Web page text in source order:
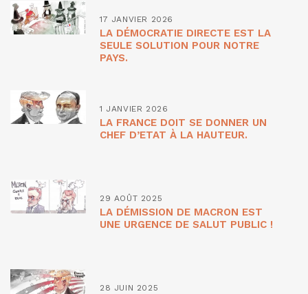
17 JANVIER 2026
LA DÉMOCRATIE DIRECTE EST LA
SEULE SOLUTION POUR NOTRE
PAYS.
1 JANVIER 2026
LA FRANCE DOIT SE DONNER UN
CHEF D’ETAT À LA HAUTEUR.
29 AOÛT 2025
LA DÉMISSION DE MACRON EST
UNE URGENCE DE SALUT PUBLIC !
28 JUIN 2025